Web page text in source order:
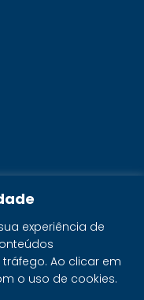
experiência de
Ao clicar em
o uso de cookies.